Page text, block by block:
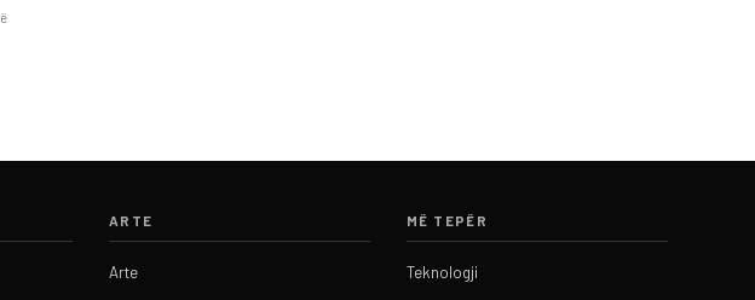
ARTE
Arte
MË TEPËR
Teknologji